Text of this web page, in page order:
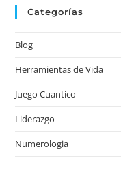
Categorías
Blog
Herramientas de Vida
Juego Cuantico
Liderazgo
Numerologia